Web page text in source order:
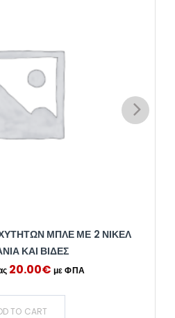
ΜΠΛΕ ΜΕ 2 ΝΊΚΕΛ
ΚΑΙ ΒΊΔΕΣ
20.00€
TO CART